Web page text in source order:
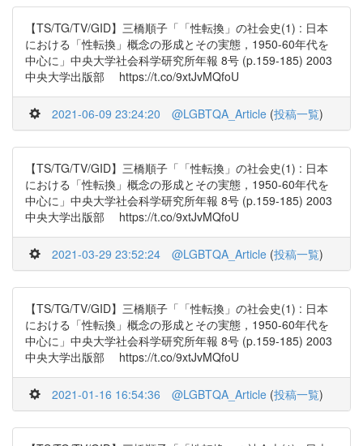
【TS/TG/TV/GID】三橋順子「「性転換」の社会史(1) : 日本
における「性転換」概念の形成とその実態，1950-60年代を
中心に」中央大学社会科学研究所年報 8号 (p.159-185) 2003
中央大学出版部 https://t.co/9xtJvMQfoU
2021-06-09 23:24:20 @LGBTQA_Article (投稿一覧)
【TS/TG/TV/GID】三橋順子「「性転換」の社会史(1) : 日本
における「性転換」概念の形成とその実態，1950-60年代を
中心に」中央大学社会科学研究所年報 8号 (p.159-185) 2003
中央大学出版部 https://t.co/9xtJvMQfoU
2021-03-29 23:52:24 @LGBTQA_Article (投稿一覧)
【TS/TG/TV/GID】三橋順子「「性転換」の社会史(1) : 日本
における「性転換」概念の形成とその実態，1950-60年代を
中心に」中央大学社会科学研究所年報 8号 (p.159-185) 2003
中央大学出版部 https://t.co/9xtJvMQfoU
2021-01-16 16:54:36 @LGBTQA_Article (投稿一覧)